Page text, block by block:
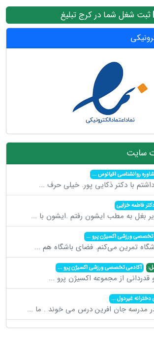
ثبت شغل شما در کرج تبلیغ
سایت
روانشناسی اقیانوس...
با دکتر ذکایی پور. خیلی حرف ...
فاطمه خزایی
بغل به مطب ایشون رفتم .ایشون با ...
تخصصی ورزشی اکسیژن پرو...
تمرین می‌کنم. فضای باشگاه هم ...
آکادمی تخصصی ورزشی اکسیژن پرو...
قدردانی از مجموعه اکسیژن پرو ...
غیردول...
مدرسه جان افرین درس می خوند . ما ...